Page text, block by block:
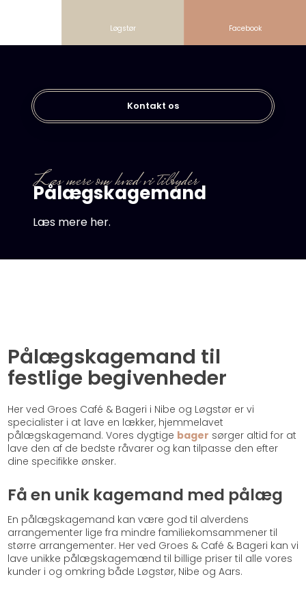
Kontakt os​
​Læs mere om hvad vi tilbyder
Pålægskagemand
Læs mere her.
Løgstør Facebook
Pålægskagemand til
festlige begivenheder​
Her ved Groes Café & Bageri i Nibe og Løgstør er vi
specialister i at lave en lækker, hjemmelavet
pålægskagemand. Vores dygtige bager sørger altid for at
lave den af de bedste råvarer og kan tilpasse den efter
dine specifikke ønsker.
Få en unik kagemand med pålæg
En pålægskagemand kan være god til alverdens
arrangementer lige fra mindre familiekomsammener til
større arrangementer. Her ved Groes & Café & Bageri kan vi
lave unikke pålægskagemænd til billige priser til alle vores
kunder i og omkring både Løgstør, Nibe og Aars.